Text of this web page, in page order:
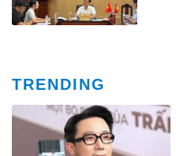
TRENDING